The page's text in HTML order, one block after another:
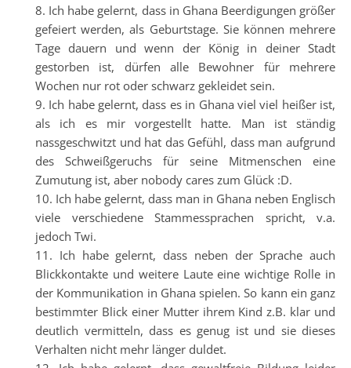
Ich habe gelernt, dass in Ghana Beerdigungen größer
gefeiert werden, als Geburtstage. Sie können mehrere
Tage dauern und wenn der König in deiner Stadt
gestorben ist, dürfen alle Bewohner für mehrere
Wochen nur rot oder schwarz gekleidet sein.
Ich habe gelernt, dass es in Ghana viel viel heißer ist,
als ich es mir vorgestellt hatte. Man ist ständig
nassgeschwitzt und hat das Gefühl, dass man aufgrund
des Schweißgeruchs für seine Mitmenschen eine
Zumutung ist, aber nobody cares zum Glück :D.
Ich habe gelernt, dass man in Ghana neben Englisch
viele verschiedene Stammessprachen spricht, v.a.
jedoch Twi.
Ich habe gelernt, dass neben der Sprache auch
Blickkontakte und weitere Laute eine wichtige Rolle in
der Kommunikation in Ghana spielen. So kann ein ganz
bestimmter Blick einer Mutter ihrem Kind z.B. klar und
deutlich vermitteln, dass es genug ist und sie dieses
Verhalten nicht mehr länger duldet.